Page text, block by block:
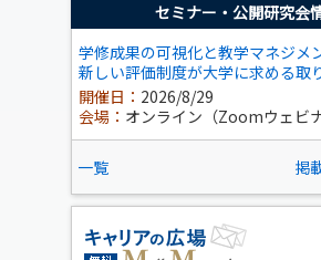
セミナー・公開研究会
学修成果の可視化と教学マネジメ
新しい評価制度が大学に求める取
開催日： 2026/8/29
会場： オンライン（Zoomウェビナ
一覧 掲